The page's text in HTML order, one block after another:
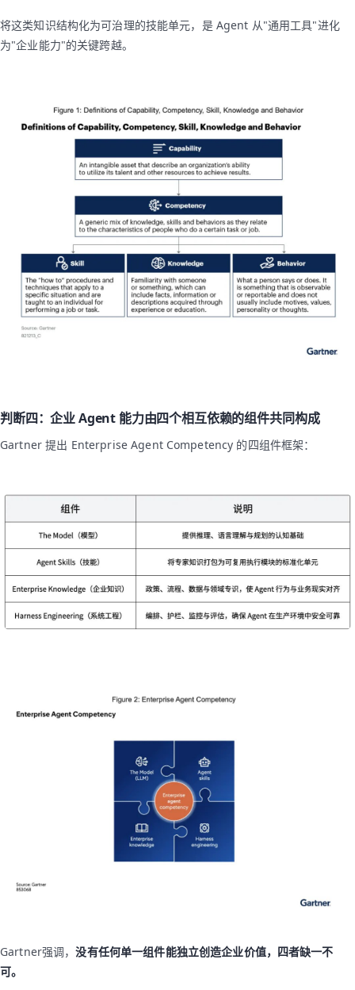
将这类知识结构化为可治理的技能单元，是 Agent 从"通用工具"进化
为"企业能力"的关键跨越。
判断四：企业 Agent 能力由四个相互依赖的组件共同构成
Gartner 提出 Enterprise Agent Competency 的四组件框架：
Gartner强调，没有任何单一组件能独立创造企业价值，四者缺一不
可。